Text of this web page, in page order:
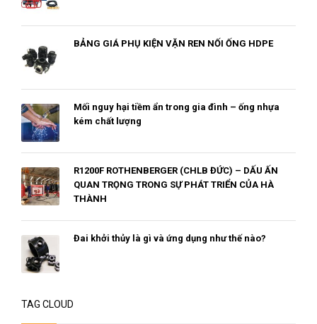
BẢNG GIÁ PHỤ KIỆN VẶN REN NỐI ỐNG HDPE
Mối nguy hại tiềm ẩn trong gia đình – ống nhựa
kém chất lượng
R1200F ROTHENBERGER (CHLB ĐỨC) – DẤU ẤN
QUAN TRỌNG TRONG SỰ PHÁT TRIỂN CỦA HÀ
THÀNH
Đai khởi thủy là gì và ứng dụng như thế nào?
TAG CLOUD